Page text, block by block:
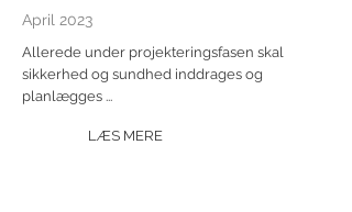
April 2023
Allerede under projekteringsfasen skal
sikkerhed og sundhed inddrages og
planlægges ...
LÆS MERE